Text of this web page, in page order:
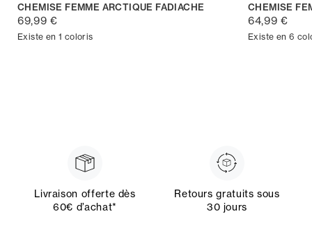
CHEMISE FEMME ARCTIQUE FADIACHE
69,99 €
Existe en 1 coloris
CHEMISE
64,99 €
Existe en 6
Livraison offerte dès
60€ d’achat*
Retours gratuits sous
30 jours